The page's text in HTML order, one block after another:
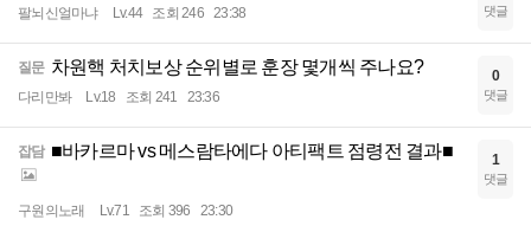
팔뇌신얼마냐 Lv.44 조회 246 23:38 댓글
질문 차원핵 처치보상 순위별로 훈장 몇개씩 주나요?
다리만봐 Lv.18 조회 241 23:36
0
댓글
잡담 ■바카르마 vs 메스람타에다 아티팩트 점령전 결과■
구원의노래 Lv.71 조회 396 23:30
1
댓글